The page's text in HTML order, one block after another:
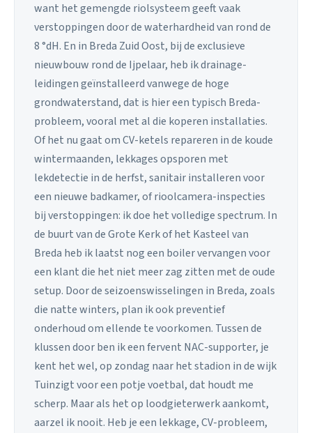
want het gemengde riolsysteem geeft vaak
verstoppingen door de waterhardheid van rond de
8 °dH. En in Breda Zuid Oost, bij de exclusieve
nieuwbouw rond de Ijpelaar, heb ik drainage-
leidingen geïnstalleerd vanwege de hoge
grondwaterstand, dat is hier een typisch Breda-
probleem, vooral met al die koperen installaties.
Of het nu gaat om CV-ketels repareren in de koude
wintermaanden, lekkages opsporen met
lekdetectie in de herfst, sanitair installeren voor
een nieuwe badkamer, of rioolcamera-inspecties
bij verstoppingen: ik doe het volledige spectrum. In
de buurt van de Grote Kerk of het Kasteel van
Breda heb ik laatst nog een boiler vervangen voor
een klant die het niet meer zag zitten met de oude
setup. Door de seizoenswisselingen in Breda, zoals
die natte winters, plan ik ook preventief
onderhoud om ellende te voorkomen. Tussen de
klussen door ben ik een fervent NAC-supporter, je
kent het wel, op zondag naar het stadion in de wijk
Tuinzigt voor een potje voetbal, dat houdt me
scherp. Maar als het op loodgieterwerk aankomt,
aarzel ik nooit. Heb je een lekkage, CV-probleem,